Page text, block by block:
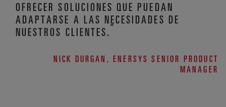
OFRECER SOLUCIONES QUE PUEDAN
ADAPTARSE A LAS NECESIDADES DE
NUESTROS CLIENTES.
NICK DURGAN, ENERSYS SENIOR PRODUCT
MANAGER